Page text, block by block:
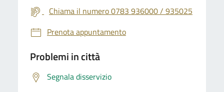
Chiama il numero 0783 936000 / 935025
Prenota appuntamento
Problemi in città
Segnala disservizio